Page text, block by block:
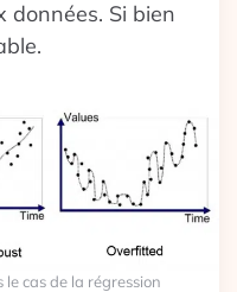
données. Si bien
cas de la régression